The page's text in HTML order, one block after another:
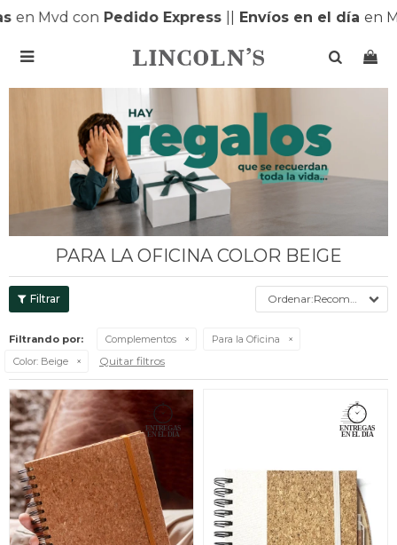
en Mvd conPedido Express|| Envíos en el díaen

PARA LA OFICINA COLOR BEIGE
Recomendados
Filtrando por: Complementos
Para la Oficina
Color: Beige Quitar filtros